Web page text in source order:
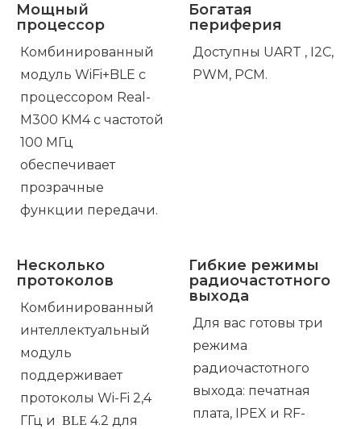
Мощный
процессор
Комбинированный
модуль WiFi+BLE с
процессором Real-
M300 KM4 с частотой
100 МГц
обеспечивает
прозрачные
функции передачи.
Богатая
периферия
Доступны UART , I2C,
PWM, PCM.
Несколько
протоколов
Комбинированный
интеллектуальный
модуль
поддерживает
протоколы Wi-Fi 2,4
ГГц и BLE 4.2 для
Гибкие режимы
радиочастотного
выхода
Для вас готовы три
режима
радиочастотного
выхода: печатная
плата, IPEX и RF-